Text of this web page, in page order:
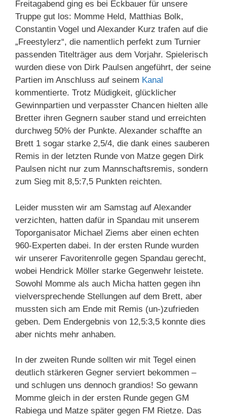
Freitagabend ging es bei Eckbauer für unsere
Truppe gut los: Momme Held, Matthias Bolk,
Constantin Vogel und Alexander Kurz trafen auf die
„Freestylerz“, die namentlich perfekt zum Turnier
passenden Titelträger aus dem Vorjahr. Spielerisch
wurden diese von Dirk Paulsen angeführt, der seine
Partien im Anschluss auf seinem Kanal
kommentierte. Trotz Müdigkeit, glücklicher
Gewinnpartien und verpasster Chancen hielten alle
Bretter ihren Gegnern sauber stand und erreichten
durchweg 50% der Punkte. Alexander schaffte an
Brett 1 sogar starke 2,5/4, die dank eines sauberen
Remis in der letzten Runde von Matze gegen Dirk
Paulsen nicht nur zum Mannschaftsremis, sondern
zum Sieg mit 8,5:7,5 Punkten reichten.
Leider mussten wir am Samstag auf Alexander
verzichten, hatten dafür in Spandau mit unserem
Toporganisator Michael Ziems aber einen echten
960-Experten dabei. In der ersten Runde wurden
wir unserer Favoritenrolle gegen Spandau gerecht,
wobei Hendrick Möller starke Gegenwehr leistete.
Sowohl Momme als auch Micha hatten gegen ihn
vielversprechende Stellungen auf dem Brett, aber
mussten sich am Ende mit Remis (un-)zufrieden
geben. Dem Endergebnis von 12,5:3,5 konnte dies
aber nichts mehr anhaben.
In der zweiten Runde sollten wir mit Tegel einen
deutlich stärkeren Gegner serviert bekommen –
und schlugen uns dennoch grandios! So gewann
Momme gleich in der ersten Runde gegen GM
Rabiega und Matze später gegen FM Rietze. Das